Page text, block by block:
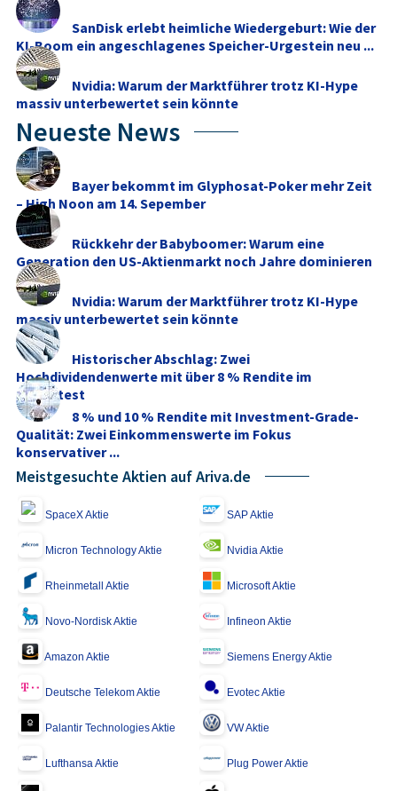
SanDisk erlebt heimliche Wiedergeburt: Wie der
KI-Boom ein angeschlagenes Speicher-Urgestein neu ...
Nvidia: Warum der Marktführer trotz KI-Hype
massiv unterbewertet sein könnte
Neueste News
Bayer bekommt im Glyphosat-Poker mehr Zeit
– High Noon am 14. Sepember
Rückkehr der Babyboomer: Warum eine
Generation den US-Aktienmarkt noch Jahre dominieren
dürfte
Nvidia: Warum der Marktführer trotz KI-Hype
massiv unterbewertet sein könnte
Historischer Abschlag: Zwei
Hochdividendenwerte mit über 8 % Rendite im
Stresstest
8 % und 10 % Rendite mit Investment-Grade-
Qualität: Zwei Einkommenswerte im Fokus
konservativer ...
Meistgesuchte Aktien auf Ariva.de
SpaceX Aktie SAP Aktie
Micron Technology Aktie Nvidia Aktie
Rheinmetall Aktie Microsoft Aktie
Novo-Nordisk Aktie Infineon Aktie
Amazon Aktie Siemens Energy Aktie
Deutsche Telekom Aktie Evotec Aktie
Palantir Technologies Aktie VW Aktie
Lufthansa Aktie Plug Power Aktie